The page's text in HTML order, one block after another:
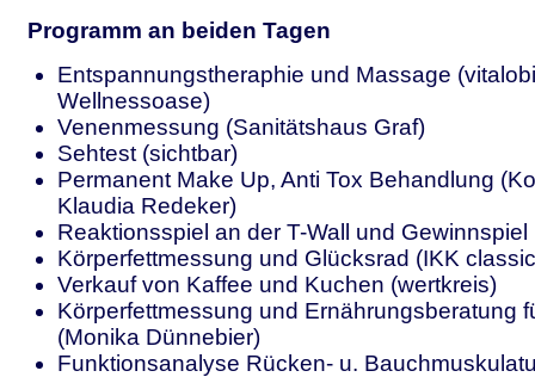
Programm an beiden Tagen
Entspannungstheraphie und Massage
Wellnessoase)
Venenmessung (Sanitätshaus Graf)
Sehtest (sichtbar)
Permanent Make Up, Anti Tox Behandlung
Klaudia Redeker)
Reaktionsspiel an der T-Wall und Gewinnspiel
Körperfettmessung und Glücksrad (IKK
Verkauf von Kaffee und Kuchen (wertkreis)
Körperfettmessung und Ernährungsberatung
(Monika Dünnebier)
Funktionsanalyse Rücken- u.